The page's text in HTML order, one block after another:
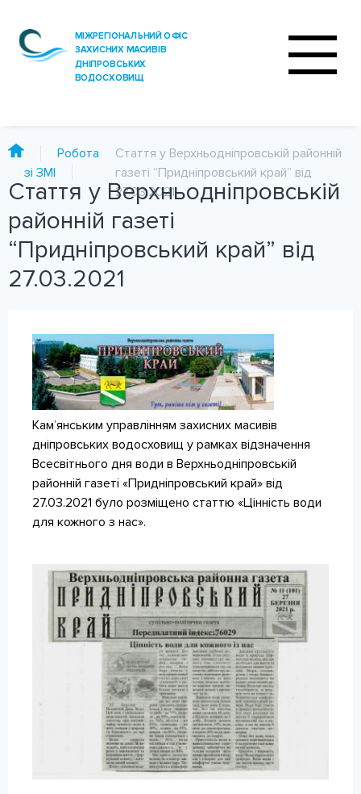
ПРО ОФІС
ДІЯЛЬНІСТЬ
ПРЕС-ЦЕНТР
КОНТАКТИ
Робота
зі ЗМІ
Стаття у Верхньодніпровській районній
газеті “Придніпровський край” від
27.03.2021
Стаття у Верхньодніпровській
районній газеті
“Придніпровський край” від
27.03.2021
Кам’янським управлінням захисних масивів
дніпровських водосховищ у рамках відзначення
Всесвітнього дня води в Верхньодніпровській
районній газеті «Придніпровський край» від
27.03.2021 було розміщено статтю «Цінність води
для кожного з нас».